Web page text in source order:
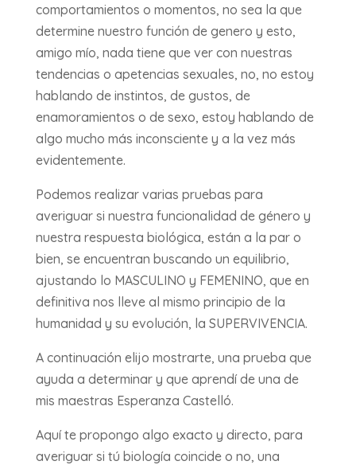
comportamientos o momentos, no sea la que
determine nuestro función de genero y esto,
amigo mío, nada tiene que ver con nuestras
tendencias o apetencias sexuales, no, no estoy
hablando de instintos, de gustos, de
enamoramientos o de sexo, estoy hablando de
algo mucho más inconsciente y a la vez más
evidentemente.
Podemos realizar varias pruebas para
averiguar si nuestra funcionalidad de género y
nuestra respuesta biológica, están a la par o
bien, se encuentran buscando un equilibrio,
ajustando lo MASCULINO y FEMENINO, que en
definitiva nos lleve al mismo principio de la
humanidad y su evolución, la SUPERVIVENCIA.
A continuación elijo mostrarte, una prueba que
ayuda a determinar y que aprendí de una de
mis maestras Esperanza Castelló.
Aquí te propongo algo exacto y directo, para
averiguar si tú biología coincide o no, una